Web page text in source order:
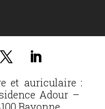
et auriculaire :
Adour –
Bayonne